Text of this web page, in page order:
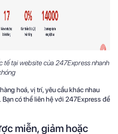
tế tại website của 247Express nhanh
hoá, vị trí, yêu cầu khác nhau
có thể liên hệ với 247Express để
miễn, giảm hoặc